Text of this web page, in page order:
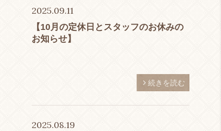
2025.09.11
【10月の定休日とスタッフのお休みの
お知らせ】
続きを読む
2025.08.19